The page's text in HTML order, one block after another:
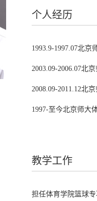
个人经历
1993.9-1997.07北京
2003.09-2006.07北
2008.09-2011.12北
1997-至今北京师大
教学工作
担任体育学院篮球